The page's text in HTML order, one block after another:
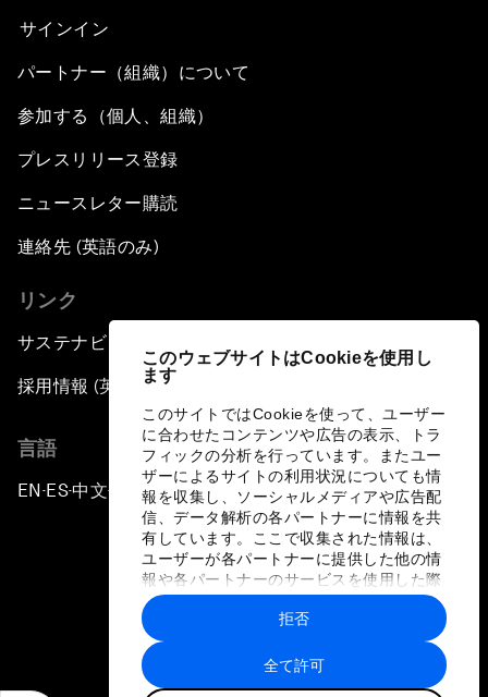
このウェブサイトはCookieを使用し
ます
このサイトではCookieを使って、ユーザー
に合わせたコンテンツや広告の表示、トラ
フィックの分析を行っています。またユー
ザーによるサイトの利用状況についても情
報を収集し、ソーシャルメディアや広告配
信、データ解析の各パートナーに情報を共
有しています。ここで収集された情報は、
ユーザーが各パートナーに提供した他の情
報や各パートナーのサービスを使用した際
に収集された情報と組み合わされ、各パー
トナーによって使用されることがありま
す。
全て許可
拒否
サインイン
パートナー（組織）について
参加する（個人、組織）
プレスリリース登録
ニュースレター購読
連絡先 (英語のみ)
リンク
サステナビリティへの取り組み
採用情報 (英語のみ)
言語
EN ▪ES▪中文▪ 日本語
プライバシーポリシーと利用規約
サイトマップ